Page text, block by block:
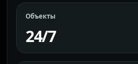
Объекты
24/7